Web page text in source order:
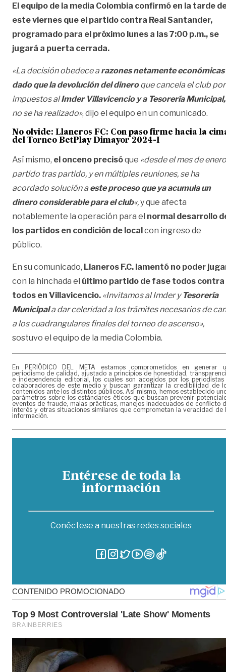
El equipo de la media Colombia confirmó en la tarde
este viernes que el partido contra Real Santander,
programado para el próximo lunes a las 7:00 p.m., se
jugará a puerta cerrada.
«La decisión obedece arazones netamente económicas
dado que la devolución del dineroque cancela el club por
impuestos alImder Villavicencio y a Tesorería Municipal,
no se ha realizado», dijo el equipo en un comunicado.
No olvide: Llaneros FC: Con paso firme hacia la
del Torneo BetPlay Dimayor 2024-I
Así mismo, el onceno precisóque «desde el mes de
partido tras partido, y en múltiples reuniones, se ha
acordado solución aeste proceso que ya acumula un
dinero considerable para el club«,y que afecta
notablemente la operación para el normal desarrollo
los partidos en condición de localcon ingreso de
público.
En su comunicado, Llaneros F.C. lamentó no poder
con la hinchada el último partido de fase todos contra
todos en Villavicencio. «Invitamos al Imder y Tesorería
Municipala dar celeridad a los trámites necesarios de
a los cuadrangulares finales del torneo de ascenso»,
sostuvo el equipo de la media Colombia.
En PERIÓDICO DEL META estamos comprometidos en generar
periodismo de calidad, ajustado a principios de honestidad,
e independencia editorial, los cuales son acogidos por los periodistas
colaboradores de este medio y buscan garantizar la credibilidad de
contenidos ante los distintos públicos. Así mismo, hemos establecido
parámetros sobre los estándares éticos que buscan prevenir
eventos de fraude, malas prácticas, manejos inadecuados de conflicto
interés y otras situaciones similares que comprometan la veracidad de
información.
Entérese de toda la
información
Conéctese a nuestras redes sociales